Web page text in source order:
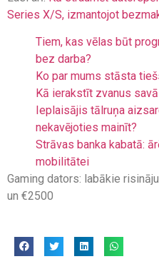
Series X/S, izmantojot
Tiem, kas vēlas būt
bez darba?
Ko par mums stāsta
Kā ierakstīt zvanus
Ieplaisājis tālruņa
nekavējoties mainīt?
Strāvas banka kabatā:
mobilitātei
Gaming dators: labākie
un €2500